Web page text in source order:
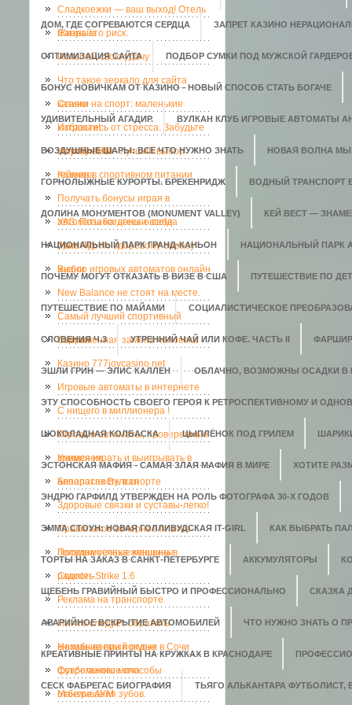
ДОМ, ГДЕ СОГРЕВАЮТСЯ СЕРДЦА ЗАПРЕТ КАЗИНО
ОПТИМИЗАЦИЯ САЙТА ПОДБОР СУМКИ ПОД МУЖСКОЙ
БОНУС НОВИЧКАМ ОТ КАЗИНО - НОВЫЙ СПОСОБ СТАТЬ БОГАЧЕ
УДИВИТЕЛЬНЫЙ АГАДИР. ВУЛКАН КЛУБ ИГРОВЫЕ АВТОМАТЫ
ВОЗДУШНЫЕ ШАРЫ: ВСЕ ЧТО НУЖНО ЗНАТЬ НОВАЯ ВОЛНА
ГОРНОЛЫЖНЫЕ КУРОРТЫ. БРЕКЕНРИДЖ ВОДНЫЙ ТРАНСПОРТ
ДОЛИНА МОНУМЕНТОВ (MONUMENT VALLEY) КЕЙ ВЕСТ —
НАЦИОНАЛЬНЫЙ ПАРК ГРАНД-КАНЬОН НАЦИОНАЛЬНЫЙ ПАРК
ПОЧЕМУ МОГУТ ОТКАЗАТЬ В ВИЗЕ В США ПУТЕШЕСТВИЕ ПО
ПУТЕШЕСТВИЕ ПО МАЙАМИ СОЦИАЛИСТИЧЕСКОЕ
СЛОВЕНИЯ Ч.3 УТРЕННИЙ ЧАЙ ИЛИ КОФЕ. ЧАСТЬ II
ЭШЛИ ГРИН — ЭЛИС КАЛЛЕН ОБЛАЧНО, ВОЗМОЖНЫ ОСАДКИ В
ЭТУ СПОСОБНОСТЬ СВОЕГО ГЕРОЯ К РЕТРОСПЕКТИВНОМУ И
ШОКОЛАДНАЯ КОЛБАСКА ЦЫПЛЁНОК ПОД ГРИЛЕМ
ЭСТОНСКАЯ МАФИЯ - САМАЯ ЗЛАЯ МАФИЯ В МИРЕ ХОТИТЕ
ЭНДРЮ ГАРФИЛД УТВЕРЖДЕН НА РОЛЬ ФОТОГРАФА 30-Х ГОДОВ
ЭММА СТОУН: НОВАЯ ГОЛЛИВУДСКАЯ IT-GIRL КАК ВЫБРАТЬ
ТОРТЫ НА ЗАКАЗ В САНКТ-ПЕТЕРБУРГЕ АККУМУЛЯТОРЫ
ЩЕБЕНЬ ГРАВИЙНЫЙ БЫСТРО И ПРОФЕССИОНАЛЬНО СКАЗКА
АВАРИЙНОЕ ВСКРЫТИЕ АВТОМОБИЛЕЙ ЧТО НУЖНО ЗНАТЬ О
КРЕАТИВНЫЕ ПРИНТЫ НА КРУЖКАХ В КРАСНОДАРЕ
СЕСК ФАБРЕГАС БИОГРАФИЯ ТЬЯГО АЛЬКАНТАРА ФУТБОЛИСТ,
Сладкоежки — ваш выход! Отель
Санрайз
Жизнь это риск.
Испытай свою удачу
Что такое зеркало для сайта
казино
Ставки на спорт: маленькие
хитрости!
Избавьтесь от стресса. Забудьте
о проблемах
Ноутбук MSI - лучший выбор
геймера
Казеин в спортивном питании
Получать бонусы играя в
автоматы на деньги всегда
приятно.
УАЗ. Позаботьтесь о себе
Мега-Тур по здоровому образу
жизни
Выбор игровых автоматов онлайн
New Balance не стоят на месте.
Самый лучший спортивный
портал
Современная замена человека
Казино 777joycasino.net
Игровые автоматы в интернете
C нищего в миллионера !
Игровые автоматы, проверенные
временем.
Учимся играть и выигрывать в
аппаратах Вулкан
Безопасность в спорте
Здоровые связки и суставы-легко!
Правильное вечернее платье-
полвина успеха женщины
Посудомоечные машины в
радость.
Counter-Strike 1.6
Реклама на транспорте
На что следует обратить
внимание при покупке
футбольного мяча
Незабываемый отдых в Сочи
Современные способы
отбеливания зубов.
Мантра АУМ